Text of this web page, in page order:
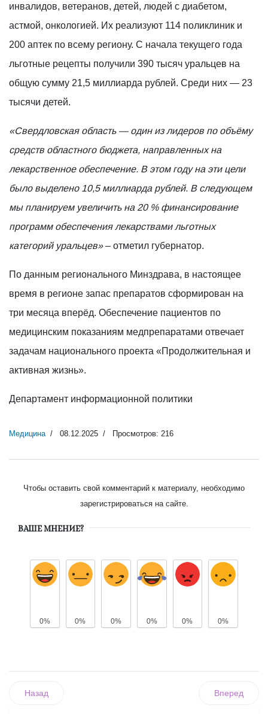
инвалидов, ветеранов, детей, людей с диабетом,
астмой, онкологией. Их реализуют 114 поликлиник и
200 аптек по всему региону. С начала текущего года
льготные рецепты получили 390 тысяч уральцев на
общую сумму 21,5 миллиарда рублей. Среди них — 23
тысячи детей.
«Свердловская область — один из лидеров по объёму
средств областного бюджета, направленных на
лекарственное обеспечение. В этом году на эти цели
было выделено 10,5 миллиарда рублей. В следующем
мы планируем увеличить на 20 % финансирование
программ обеспечения лекарствами льготных
категорий уральцев»– отметил губернатор.
По данным регионального Минздрава, в настоящее
время в регионе запас препаратов сформирован на
три месяца вперёд. Обеспечение пациентов по
медицинским показаниям медпрепаратами отвечает
задачам национального проекта «Продолжительная и
активная жизнь».
Департамент информационной политики
Медицина 08.12.2025 Просмотров: 216
Чтобы оставить свой комментарий к материалу, необходимо
зарегистрироваться на сайте.
ВАШЕ МНЕНИЕ?
0% 0% 0% 0% 0% 0%
Назад Вперед